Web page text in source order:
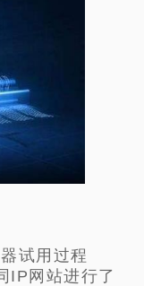
试用过程
IP网站进行了